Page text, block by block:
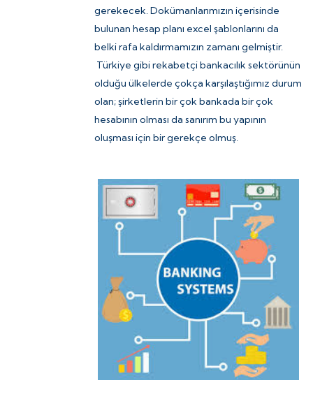
gerekecek. Dokümanlarımızın içerisinde
bulunan hesap planı excel şablonlarını da
belki rafa kaldırmamızın zamanı gelmiştir.
Türkiye gibi rekabetçi bankacılık sektörünün
olduğu ülkelerde çokça karşılaştığımız durum
olan; şirketlerin bir çok bankada bir çok
hesabının olması da sanırım bu yapının
oluşması için bir gerekçe olmuş.